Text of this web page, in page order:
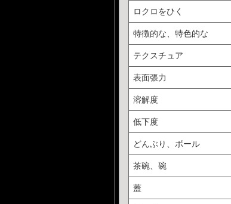
ロクロをひく
特徴的な、特色的な
テクスチュア
表面張力
溶解度
低下度
どんぶり、ボール
茶碗、碗
蓋